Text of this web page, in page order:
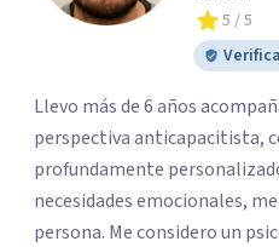
5 / 5
Llevo más de 6 años
perspectiva anticapacitista,
profundamente
necesidades emocionales,
persona. Me considero un